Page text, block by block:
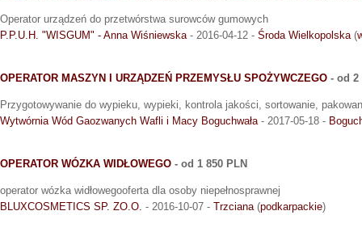
Operator urządzeń do przetwórstwa surowców gumowych
P.P.U.H. "WISGUM" - Anna Wiśniewska- 2016-04-12 - Środa Wielkopolska(
OPERATOR MASZYN I URZĄDZEŃ PRZEMYSŁU SPOŻYWCZEGO - od 2
Przygotowywanie do wypieku, wypieki, kontrola jakości, sortowanie,
Wytwórnia Wód Gaozwanych Wafli i Macy Boguchwała- 2017-05-18 -
OPERATOR WÓZKA WIDŁOWEGO - od 1 850 PLN
operator wózka widłowegooferta dla osoby niepełnosprawnej
BLUXCOSMETICS SP. ZO.O. - 2016-10-07 - Trzciana(podkarpackie)